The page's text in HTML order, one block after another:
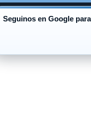
DOLAR
Seguinos en Google